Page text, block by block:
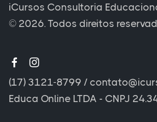
iCursos Consultoria
© 2026. Todos direitos
(17) 3121-8799 /
Educa Online LTDA - CNPJ